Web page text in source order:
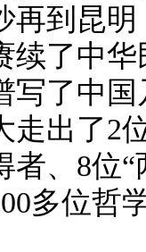
再到昆
续了中
写了中
走出了2
者、8位
多位哲